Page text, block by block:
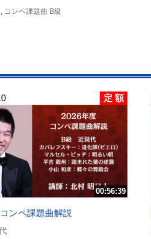
コンペ課題曲 B級
定 額
00:56:39
ンペ課題曲解説